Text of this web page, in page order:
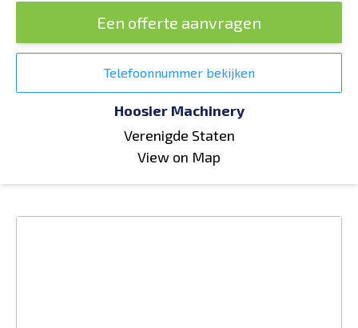
Een offerte aanvragen
Telefoonnummer bekijken
Hoosier Machinery
Verenigde Staten
View on Map